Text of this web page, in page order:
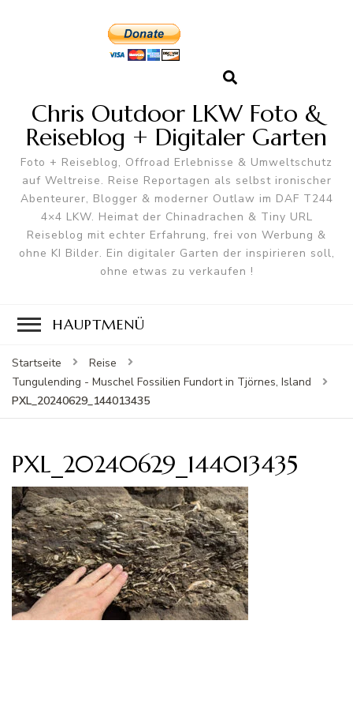
Chris Outdoor LKW Foto &
Reiseblog + Digitaler Garten
Foto + Reiseblog, Offroad Erlebnisse & Umweltschutz
auf Weltreise. Reise Reportagen als selbst ironischer
Abenteurer, Blogger & moderner Outlaw im DAF T244
4×4 LKW. Heimat der Chinadrachen & Tiny URL
Reiseblog mit echter Erfahrung, frei von Werbung &
ohne KI Bilder. Ein digitaler Garten der inspirieren soll,
ohne etwas zu verkaufen !
HAUPTMENÜ
Startseite
Reise
Tungulending - Muschel Fossilien Fundort in Tjörnes, Island
PXL_20240629_144013435
PXL_20240629_144013435